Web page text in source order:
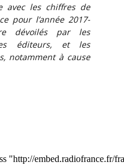
avec les chiffres de
pour l’année 2017-
dévoilés par les
éditeurs, et les
notamment à cause